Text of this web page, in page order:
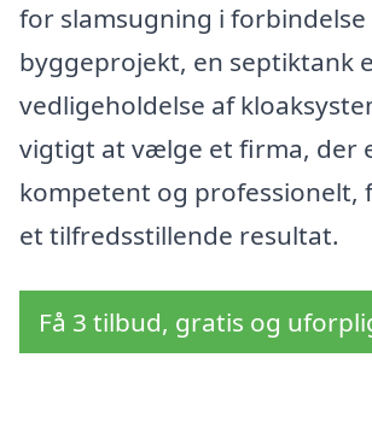
for slamsugning i forbindelse
byggeprojekt, en septiktank
vedligeholdelse af
vigtigt at vælge et firma, der
kompetent og professionelt,
et tilfredsstillende resultat.
Få 3 tilbud, gratis og